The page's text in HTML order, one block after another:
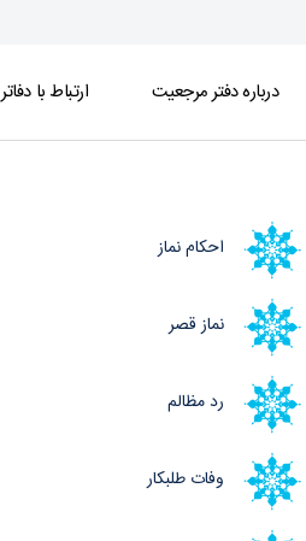
درباره دفتر مرجعیت ارتباط با دفاتر
احکام نماز
نماز قصر
رد مظالم
وفات طلبکار